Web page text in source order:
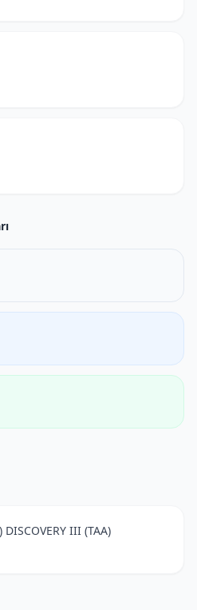
DISCOVERY III (TAA)